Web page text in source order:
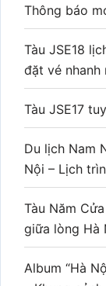
Thông báo
Tàu JSE18
đặt vé nhanh
Tàu JSE17
Du lịch Nam
Nội – Lịch
Tàu Năm
giữa lòng Hà
Album “Hà